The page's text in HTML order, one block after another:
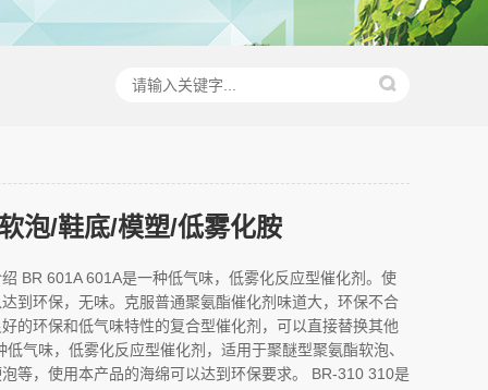
泡/鞋底/模塑/低雾化胺
BR 601A 601A是一种低气味，低雾化反应型催化剂。使
到环保，无味。克服普通聚氨酯催化剂味道大，环保不合
的环保和低气味特性的复合型催化剂，可以直接替换其他
气味，低雾化反应型催化剂，适用于聚醚型聚氨酯软泡、
等，使用本产品的海绵可以达到环保要求。 BR-310 310是